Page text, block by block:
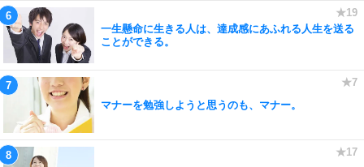
一生懸命に生きる人は、達成感にあふれる人生を送る
ことができる。
マナーを勉強しようと思うのも、マナー。